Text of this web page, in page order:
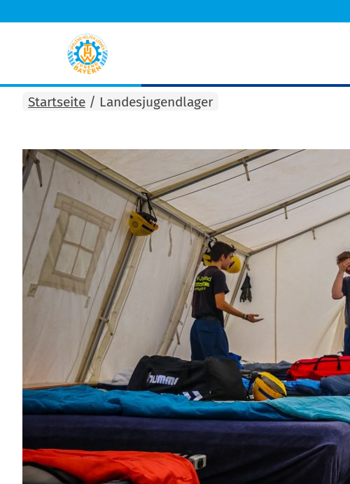
Startseite / Landesjugendlager